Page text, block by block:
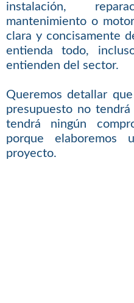
instalación,
mantenimiento o
clara y concisamente
entienda todo,
entienden del sector.
Queremos detallar
presupuesto no
tendrá ningún
porque elaboremos
proyecto.